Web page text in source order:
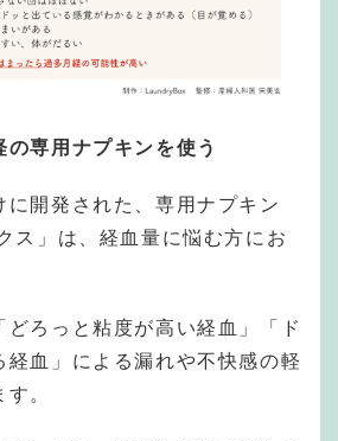
専用ナプキンを使う
に開発された、専用ナプキン
ス」は、経血量に悩む方にお
どろっと粘度が高い経血」「ド
経血」による漏れや不快感の軽
。